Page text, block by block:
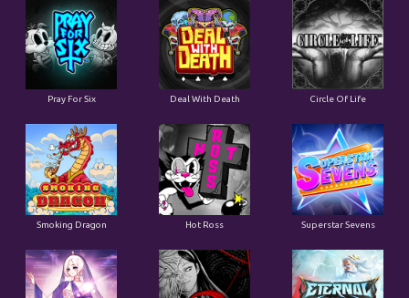
Pray For Six Deal With Death Circle Of Life
Smoking Dragon Hot Ross Superstar Sevens